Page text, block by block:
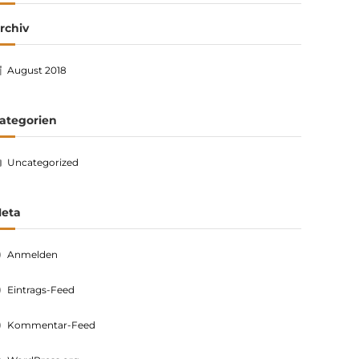
August 2018
Uncategorized
Anmelden
Eintrags-Feed
Kommentar-Feed